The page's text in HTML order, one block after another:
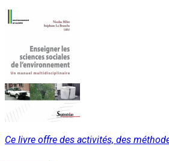
Ce livre offre des activités, des